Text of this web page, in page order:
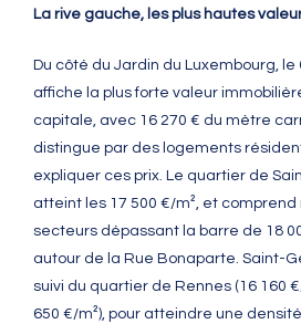
La rive gauche, les plus hautes
Du côté du Jardin du Luxembourg,
affiche la plus forte valeur
capitale, avec 16 270 € du mètre
distingue par des logements
expliquer ces prix. Le quartier de
atteint les 17 500 €/m², et
secteurs dépassant la barre de 18
autour de la Rue Bonaparte. Saint-
suivi du quartier de Rennes (16 160
650 €/m²), pour atteindre une